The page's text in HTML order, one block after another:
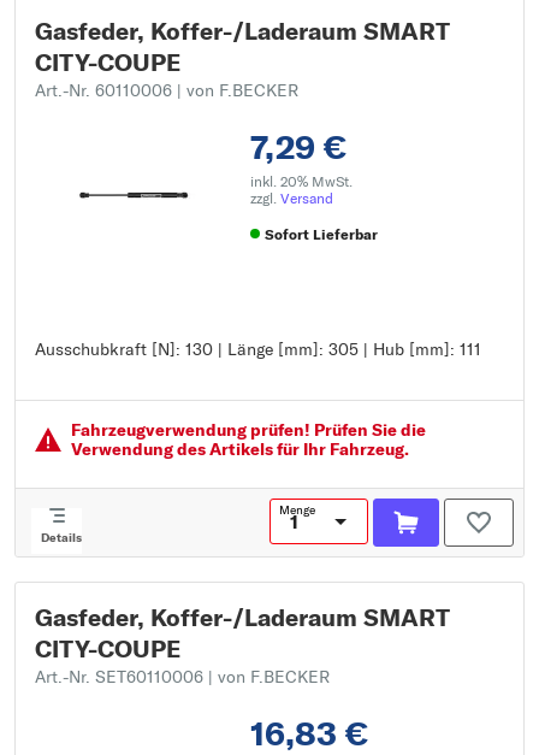
Gasfeder, Koffer-/Laderaum SMART
CITY-COUPE
Art.-Nr. 60110006 | von F.BECKER
7,29 €
inkl. 20% MwSt.
zzgl. Versand
Sofort Lieferbar
Ausschubkraft [N]: 130 | Länge [mm]: 305 | Hub [mm]: 111
Ausschubkraft [N]: 130
Hub [mm]: 111
Fahrzeugver­wendung prüfen! Prüfen Sie die
Verwendung des Artikels für Ihr Fahrzeug.
Details
Menge
Gasfeder, Koffer-/Laderaum SMART
CITY-COUPE
Art.-Nr. SET60110006 | von F.BECKER
16,83 €